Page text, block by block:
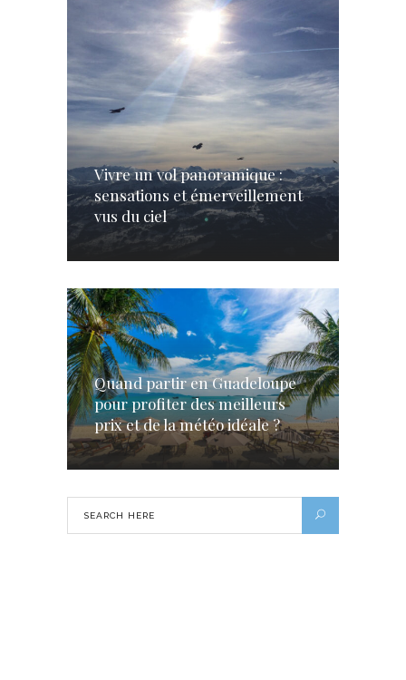
Vivre un vol panoramique :
sensations et émerveillement
vus du ciel
Quand partir en Guadeloupe
pour profiter des meilleurs
prix et de la météo idéale ?